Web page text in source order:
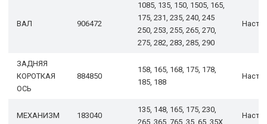
ВАЛ 906472
1085, 135, 150, 1505, 165,
175, 231, 235, 240, 245
250, 253, 255, 265, 270,
275, 282, 283, 285, 290
ЗАДНЯЯ
КОРОТКАЯ
ОСЬ
884850
158, 165, 168, 175, 178,
185, 188
МЕХАНИЗМ 183040
135, 148, 165, 175, 230,
265, 365, 765, 35, 65, 35X